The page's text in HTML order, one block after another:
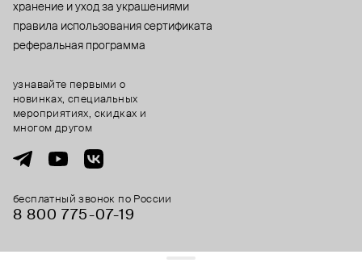
хранение и уход за украшениями
правила использования сертификата
реферальная программа
бесплатный звонок по России
8 800 775⁠-07⁠-19
узнавайте первыми о
новинках, специальных
мероприятиях, скидках и
многом другом